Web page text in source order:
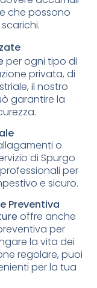
che possono
per ogni tipo di
privata, di
il nostro
garantire la
o
di Spurgo
per
e sicuro.
Preventiva
offre anche
per
la vita dei
regolare, puoi
per la tua